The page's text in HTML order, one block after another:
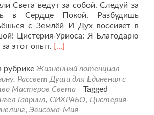
Света ведут за собой. Следуй за
в Сердце Покой, Разбудишь
с Землёй И Дух воссияет в
Цистерия-Уриоса: Я Благодарю
этот опыт. Читать
проСлияние
Души
и
Духа
для
[…]
рубрике Жизненный потенциал
Рассвет Души для Единения с
Мастеров Света
Tagged
Гавриил, СИХРАБО, Цистерия-
, Эвисома-Мия-